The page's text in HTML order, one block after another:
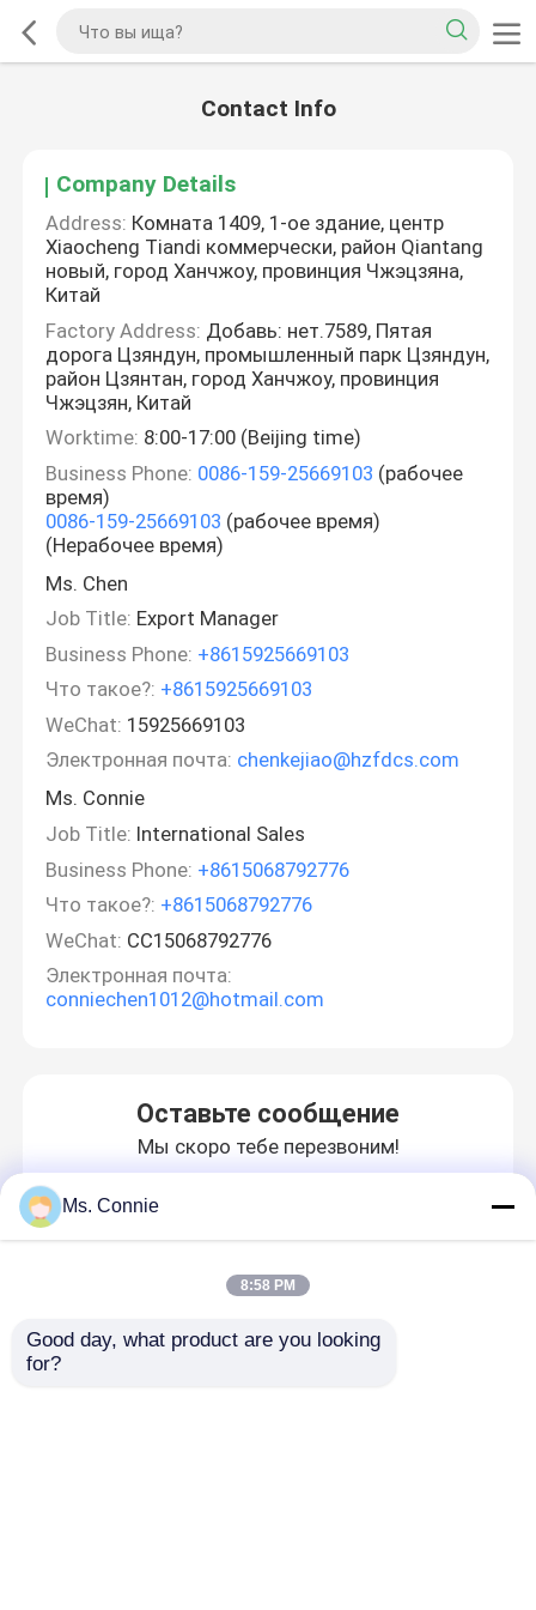
Contact Info
Company Details
Address: Комната 1409, 1-ое здание, центр
Xiaocheng Tiandi коммерчески, район Qiantang
новый, город Ханчжоу, провинция Чжэцзяна,
Китай
Factory Address: Добавь: нет.7589, Пятая
дорога Цзяндун, промышленный парк Цзяндун,
район Цзянтан, город Ханчжоу, провинция
Чжэцзян, Китай
Worktime: 8:00-17:00 (Beijing time)
Business Phone: 0086-159-25669103 (рабочее
время)
0086-159-25669103 (рабочее время)
(Нерабочее время)
Ms. Chen
Job Title: Export Manager
Business Phone: +8615925669103
Что такое?: +8615925669103
WeChat: 15925669103
Электронная почта: chenkejiao@hzfdcs.com
Ms. Connie
Job Title: International Sales
Business Phone: +8615068792776
Что такое?: +8615068792776
WeChat: CC15068792776
Электронная почта:
conniechen1012@hotmail.com
Оставьте сообщение
Мы скоро тебе перезвоним!
Ms. Connie
8:58 PM
Good day, what product are you looking
for?